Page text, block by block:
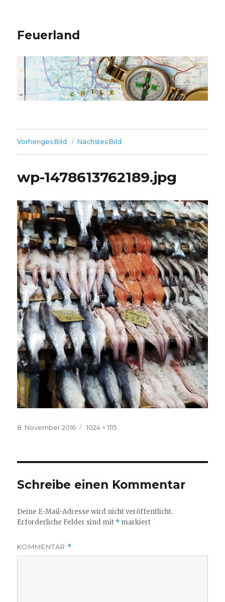
Feuerland
Vorheriges Bild Nächstes Bild
wp-1478613762189.jpg
Veröffentlicht
8. November 2016
Volle
1024 × 1115
Schreibe einen Kommentar
Deine E-Mail-Adresse wird nicht veröffentlicht.
Erforderliche Felder sind mit * markiert
KOMMENTAR *